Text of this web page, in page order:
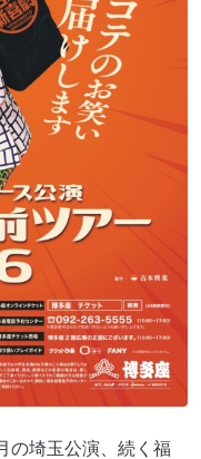
の埼玉公演、続く福